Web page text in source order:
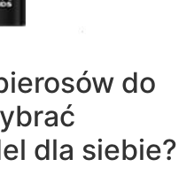
do
dla siebie?